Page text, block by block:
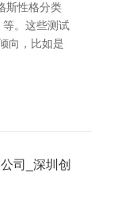
斯性格分类
。这些测试
向，比如是
司_深圳创